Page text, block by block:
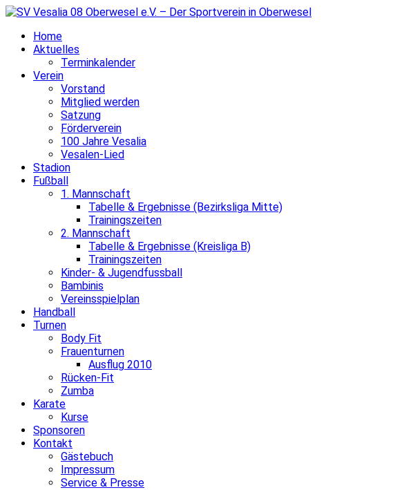
Home
Aktuelles
Terminkalender
Verein
Vorstand
Mitglied werden
Satzung
Förderverein
100 Jahre Vesalia
Vesalen-Lied
Stadion
Fußball
1. Mannschaft
Tabelle & Ergebnisse (Bezirksliga Mitte)
Trainingszeiten
2. Mannschaft
Tabelle & Ergebnisse (Kreisliga B)
Trainingszeiten
Kinder- & Jugendfussball
Bambinis
Vereinsspielplan
Handball
Turnen
Body Fit
Frauenturnen
Ausflug 2010
Rücken-Fit
Zumba
Karate
Kurse
Sponsoren
Kontakt
Gästebuch
Impressum
Service & Presse